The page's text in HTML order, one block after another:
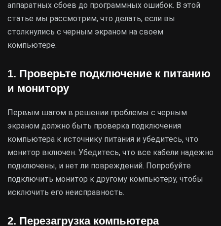
аппаратных сбоев до программных ошибок. В этой
статье мы рассмотрим, что делать, если вы
столкнулись с черным экраном на своем
компьютере.
1. Проверьте подключение к питанию
и монитору
Первым шагом в решении проблемы с черным
экраном должно быть проверка подключения
компьютера к источнику питания и убедитесь, что
монитор включен. Убедитесь, что все кабели надежно
подключены, и нет ли повреждений. Попробуйте
подключить монитор к другому компьютеру, чтобы
исключить его неисправность.
2. Перезагрузка компьютера